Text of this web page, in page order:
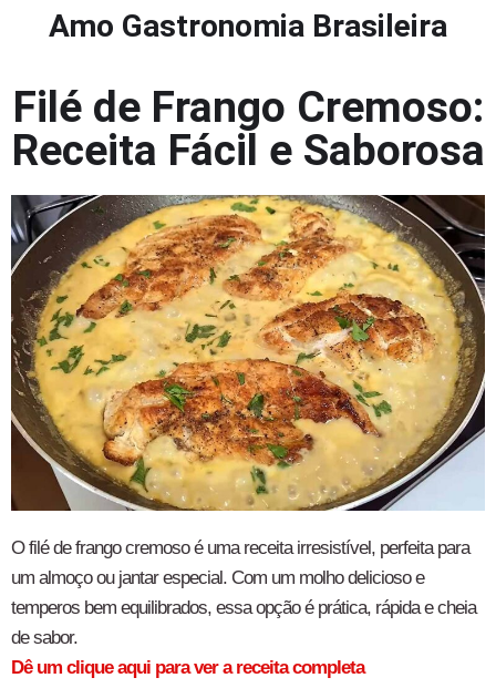
Amo Gastronomia Brasileira
Filé de Frango Cremoso:
Receita Fácil e Saborosa
O filé de frango cremoso é uma receita irresistível, perfeita para
um almoço ou jantar especial. Com um molho delicioso e
temperos bem equilibrados, essa opção é prática, rápida e cheia
de sabor.
Dê um clique aqui para ver a receita completa